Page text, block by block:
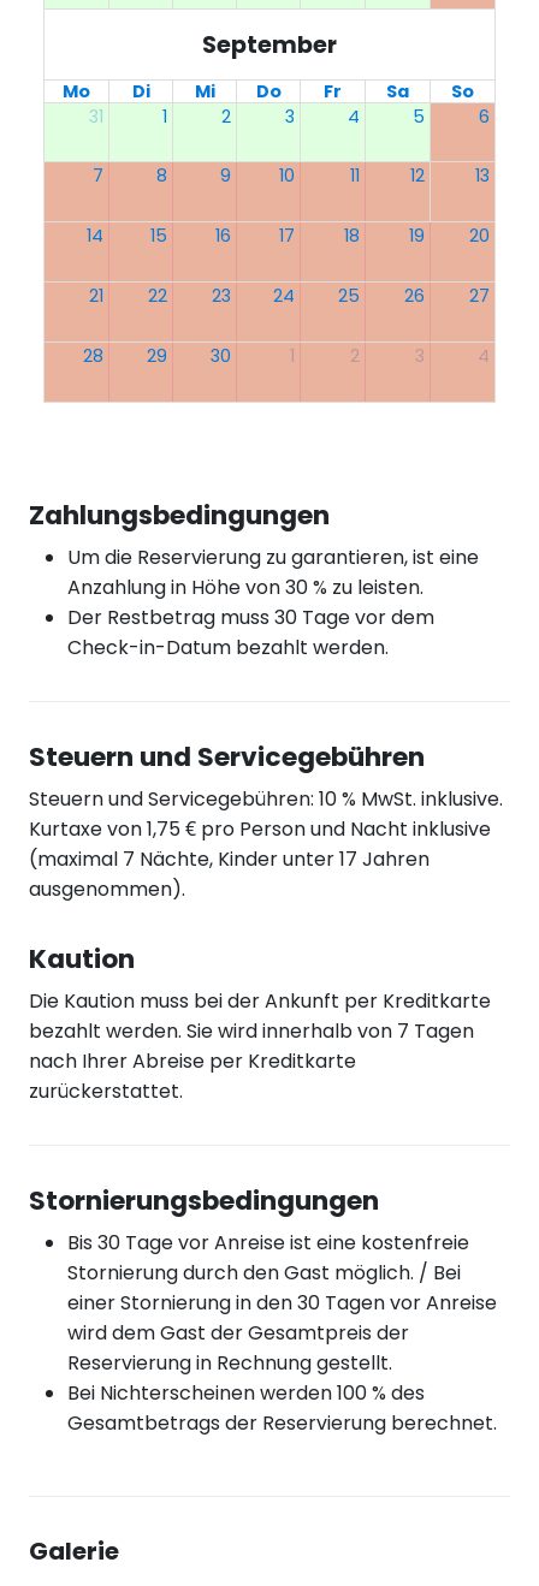
September
Mo Di Mi Do Fr Sa
So
31
1 2 3 4 5 6
7 8 9 10 11 12 13
14 15 16 17 18 19 20
21 22 23 24 25 26 27
28 29 30 1 2 3 4
Zahlungsbedingungen
Um die Reservierung zu garantieren, ist eine
Anzahlung in Höhe von 30 % zu leisten.
Der Restbetrag muss 30 Tage vor dem
Check-in-Datum bezahlt werden.
Steuern und Servicegebühren
Steuern und Servicegebühren: 10 % MwSt. inklusive.
Kurtaxe von 1,75 € pro Person und Nacht inklusive
(maximal 7 Nächte, Kinder unter 17 Jahren
ausgenommen).
Kaution
Die Kaution muss bei der Ankunft per Kreditkarte
bezahlt werden. Sie wird innerhalb von 7 Tagen
nach Ihrer Abreise per Kreditkarte
zurückerstattet.
Stornierungsbedingungen
Bis 30 Tage vor Anreise ist eine kostenfreie
Stornierung durch den Gast möglich. / Bei
einer Stornierung in den 30 Tagen vor Anreise
wird dem Gast der Gesamtpreis der
Reservierung in Rechnung gestellt.
Bei Nichterscheinen werden 100 % des
Gesamtbetrags der Reservierung berechnet.
Galerie